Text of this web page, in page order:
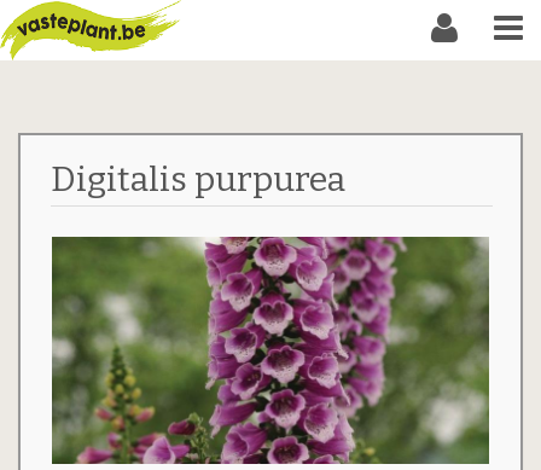
Digitalis purpurea